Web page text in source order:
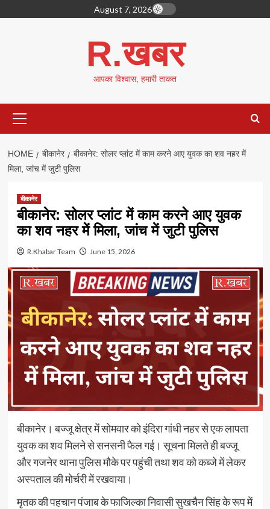
to
August 7, 2026
R.खबर
आपका विश्वास, हमारी ताकत
Menu
HOME बीकानेर
बीकानेर: सोलर प्लांट में काम करने आए युवक का शव नहर में
मिला, जांच में जुटी पुलिस
बीकानेर
बीकानेर: सोलर प्लांट में काम करने आए युवक
का शव नहर में मिला, जांच में जुटी पुलिस
R.Khabar Team June 15, 2026
बीकानेर। बज्जू क्षेत्र में सोमवार को इंदिरा गांधी नहर से एक लापता
युवक का शव मिलने से सनसनी फैल गई। सूचना मिलते ही बज्जू
और गजनेर थाना पुलिस मौके पर पहुंची तथा शव को कब्जे में लेकर
अस्पताल की मोर्चरी में रखवाया।
मृतक की पहचान पंजाब के फाजिल्का निवासी सुखचैन सिंह के रूप में